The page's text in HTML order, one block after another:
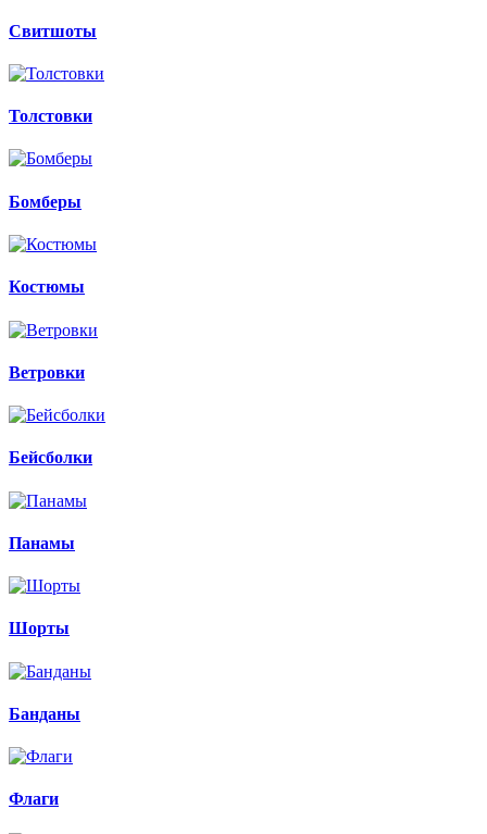
Свитшоты
Толстовки
Бомберы
Костюмы
Ветровки
Бейсболки
Панамы
Шорты
Банданы
Флаги